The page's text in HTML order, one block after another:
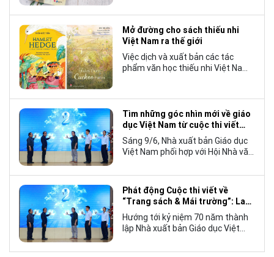
chương trẻ khi cán mốc 1.000 bản
tiêu thụ.
Mở đường cho sách thiếu nhi
Việt Nam ra thế giới
Việc dịch và xuất bản các tác
phẩm văn học thiếu nhi Việt Nam
tế, mà còn góp phần đưa những
câu chuyện mang đậm bản sắc
văn hóa Việt Nam bước ra thế giới.
Tìm những góc nhìn mới về giáo
dục Việt Nam từ cuộc thi viết
“Trang sách và Mái trường”
Sáng 9/6, Nhà xuất bản Giáo dục
Việt Nam phối hợp với Hội Nhà văn
cuộc thi viết về “Trang sách và
Mái trường”, hướng tới kỷ niệm 70
năm thành lập Nhà xuất bản Giáo
dục Việt Nam vào năm 2027.
Phát động Cuộc thi viết về
“Trang sách & Mái trường”: Lan
tỏa tình yêu học tập, tôn vinh
những giá trị bền vững của giáo
dục
Hướng tới kỷ niệm 70 năm thành
lập Nhà xuất bản Giáo dục Việt
NXBGDVN phối hợp với Hội Nhà